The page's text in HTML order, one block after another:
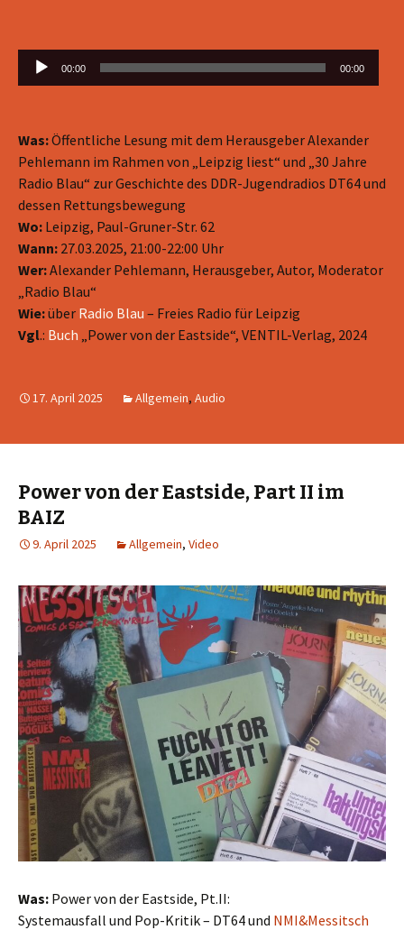
Audio-
Player
00:00 00:00
Was:Öffentliche Lesung mit dem Herausgeber Alexander
Pehlemann im Rahmen von „Leipzig liest“ und „30 Jahre
Radio Blau“ zur Geschichte des DDR-Jugendradios DT64 und
dessen Rettungsbewegung
Wo: Leipzig, Paul-Gruner-Str. 62
Wann: 27.03.2025, 21:00-22:00 Uhr
Wer:Alexander Pehlemann, Herausgeber, Autor, Moderator
„Radio Blau“
Wie:über Radio Blau – Freies Radio für Leipzig
Vgl.: Buch „Power von der Eastside“, VENTIL-Verlag, 2024
17. April 2025 Allgemein, Audio
Power von der Eastside, Part II im
BAIZ
9. April 2025 Allgemein, Video
Was: Power von der Eastside, Pt.II:
Systemausfall und Pop-Kritik – DT64 und NMI&Messitsch